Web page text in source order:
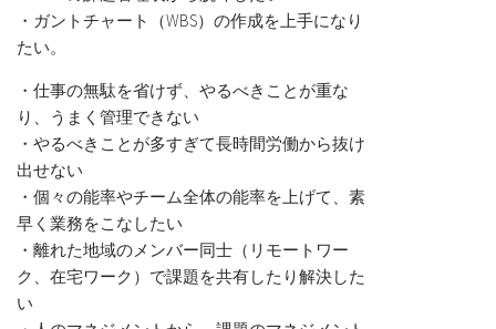
・ガントチャート（WBS）の作成を上手になり
たい。
・仕事の無駄を省けず、やるべきことが重な
り、うまく管理できない
・やるべきことが多すぎて長時間労働から抜け
出せない
・個々の能率やチーム全体の能率を上げて、素
早く業務をこなしたい
・離れた地域のメンバー同士（リモートワー
ク、在宅ワーク）で課題を共有したり解決した
い